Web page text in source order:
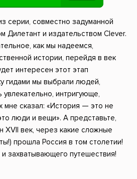
серии, совместно задуманной
Дилетант и издательством Clever.
как мы надеемся,
истории, перейдя в век
интересен этот этап
гидами мы выбрали людей,
интригующе,
мне сказал: «История — это не
люди и вещи». А представьте,
XVII век, через какие сложные
прошла Россия в том столетии!
и захватывающего путешествия!